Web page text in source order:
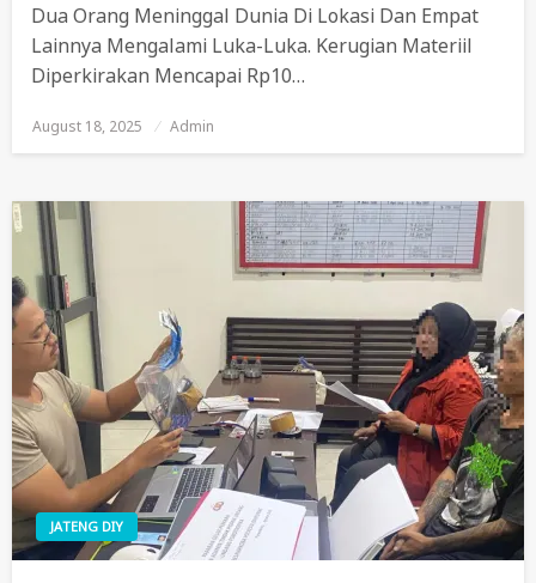
Dua Orang Meninggal Dunia Di Lokasi Dan Empat
Lainnya Mengalami Luka-Luka. Kerugian Materiil
Diperkirakan Mencapai Rp10…
Posted
On
August 18, 2025 Admin
JATENG DIY